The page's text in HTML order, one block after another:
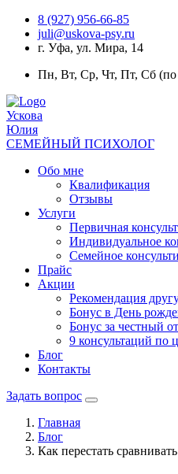
8 (927) 956‑66‑85
juli@uskova-psy.ru
г. Уфа, ул. Мира, 14
Пн, Вт, Ср, Чт, Пт, Сб (по
Ускова
Юлия
СЕМЕЙНЫЙ ПСИХОЛОГ
Обо мне
Квалификация
Отзывы
Услуги
Первичная
Индивидуальное
Семейное
Прайс
Акции
Рекомендация
Бонус в День
Бонус за честный
9 консультаций по
Блог
Контакты
Задать вопрос
Главная
Блог
Как перестать